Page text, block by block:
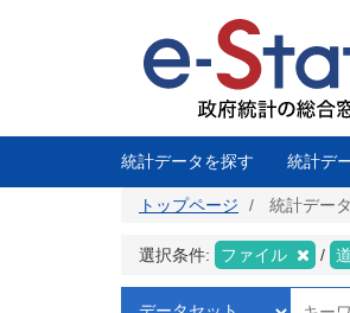
に
統計データを探す 統計デ
トップページ 統計デー
選択条件: ファイル